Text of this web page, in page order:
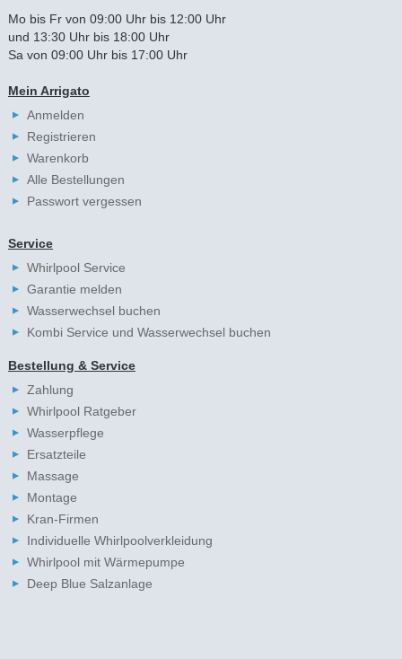
Mo bis Fr von 09:00 Uhr bis 12:00 Uhr
und 13:30 Uhr bis 18:00 Uhr
Sa von 09:00 Uhr bis 17:00 Uhr
Mein Arrigato
Anmelden
Registrieren
Warenkorb
Alle Bestellungen
Passwort vergessen
Service
Whirlpool Service
Garantie melden
Wasserwechsel buchen
Kombi Service und Wasserwechsel buchen
Bestellung & Service
Zahlung
Whirlpool Ratgeber
Wasserpflege
Ersatzteile
Massage
Montage
Kran-Firmen
Individuelle Whirlpoolverkleidung
Whirlpool mit Wärmepumpe
Deep Blue Salzanlage